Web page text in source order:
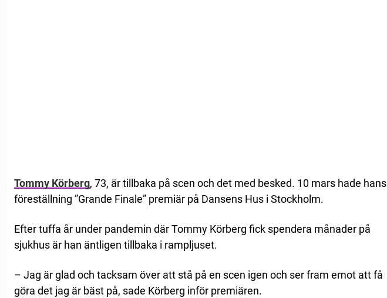
Tommy Körberg, 73, är tillbaka på scen och det med besked. 10 mars hade hans
föreställning ”Grande Finale” premiär på Dansens Hus i Stockholm.
Efter tuffa år under pandemin där Tommy Körberg fick spendera månader på
sjukhus är han äntligen tillbaka i rampljuset.
– Jag är glad och tacksam över att stå på en scen igen och ser fram emot att få
göra det jag är bäst på, sade Körberg inför premiären.